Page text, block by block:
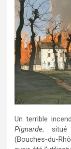
c
e
b
o
o
i
t
t
e
r
i
l
Un terrible
Pignarde,
(Bouches-du-